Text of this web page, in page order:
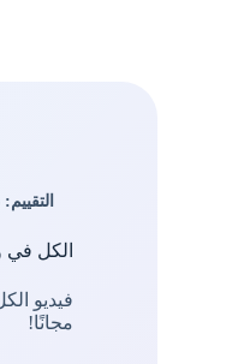
التقييم: 4.8/5
الكل في
مجانًا!